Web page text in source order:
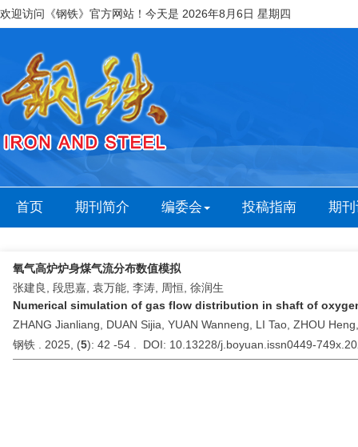
欢迎访问《钢铁》官方网站！今天是 2026年8月6日 星期四
首页 期刊简介 编委会 投稿指南 期
氧气高炉炉身煤气流分布数值模拟
张建良, 段思嘉, 袁万能, 李涛, 周恒, 徐润生
Numerical simulation of gas flow distribution in shaft of
ZHANG Jianliang, DUAN Sijia, YUAN Wanneng, LI Tao, ZHOU
钢铁 . 2025, (5): 42 -54 . DOI: 10.13228/j.boyuan.issn0449-